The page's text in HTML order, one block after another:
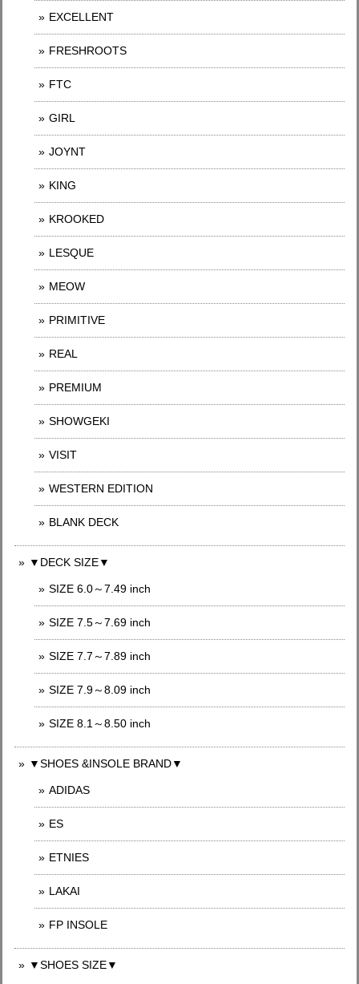
EXCELLENT
FRESHROOTS
FTC
GIRL
JOYNT
KING
KROOKED
LESQUE
MEOW
PRIMITIVE
REAL
PREMIUM
SHOWGEKI
VISIT
WESTERN EDITION
BLANK DECK
▼DECK SIZE▼
SIZE 6.0～7.49 inch
SIZE 7.5～7.69 inch
SIZE 7.7～7.89 inch
SIZE 7.9～8.09 inch
SIZE 8.1～8.50 inch
▼SHOES &INSOLE BRAND▼
ADIDAS
ES
ETNIES
LAKAI
FP INSOLE
▼SHOES SIZE▼